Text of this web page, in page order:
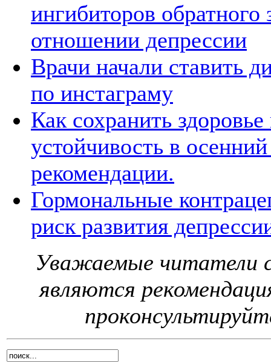
ингибиторов обратного
отношении депрессии
Врачи начали ставить
по инстаграму
Как сохранить
устойчивость в
рекомендации.
Гормональные
риск развития
Уважаемые читатели
являются